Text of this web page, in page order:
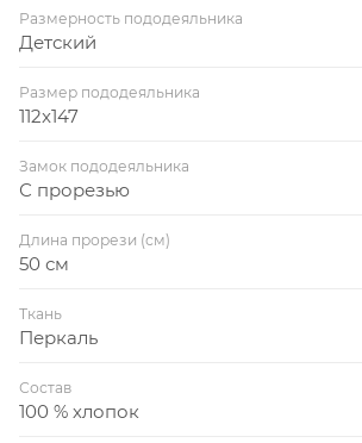
Размерность пододеяльника
Детский
Размер пододеяльника
112x147
Замок пододеяльника
С прорезью
Длина прорези (см)
50 см
Ткань
Перкаль
Состав
100 % хлопок